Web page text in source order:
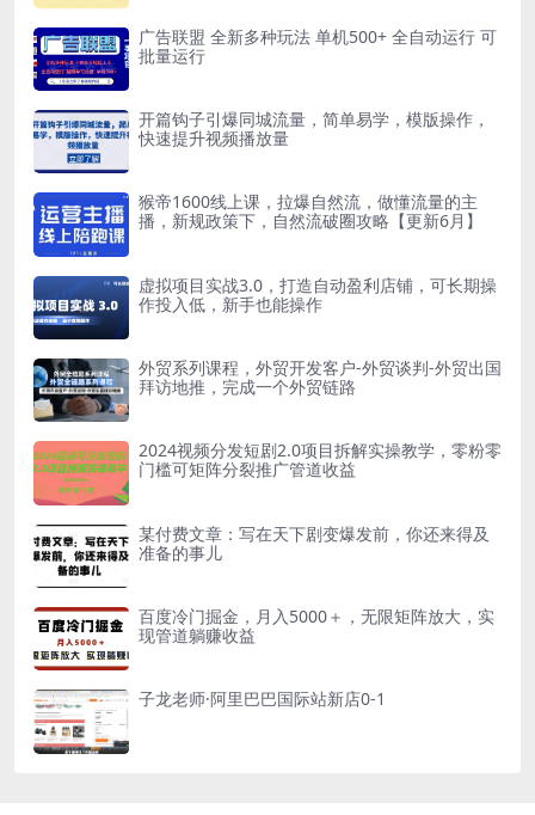
广告联盟 全新多种玩法 单机500+ 全自动运行 可
批量运行
开篇钩子引爆同城流量，简单易学，模版操作，
快速提升视频播放量
猴帝1600线上课，拉爆自然流，做懂流量的主
播，新规政策下，自然流破圈攻略【更新6月】
虚拟项目实战3.0，打造自动盈利店铺，可长期操
作投入低，新手也能操作
外贸系列课程，外贸开发客户-外贸谈判-外贸出国
拜访地推，完成一个外贸链路
2024视频分发短剧2.0项目拆解实操教学，零粉零
门槛可矩阵分裂推广管道收益
某付费文章：写在天下剧变爆发前，你还来得及
准备的事儿
百度冷门掘金，月入5000＋，无限矩阵放大，实
现管道躺赚收益
子龙老师·阿里巴巴国际站新店0-1